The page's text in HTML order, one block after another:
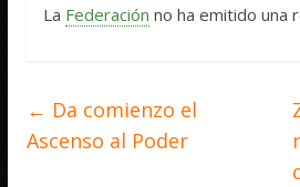
La Federación no ha emitido una
← Da comienzo el
Ascenso al Poder